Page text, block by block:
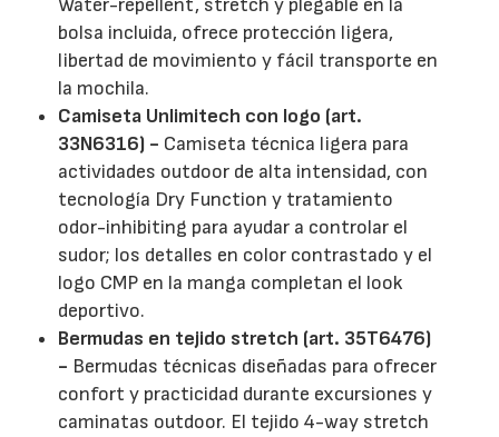
Water-repellent, stretch y plegable en la
bolsa incluida, ofrece protección ligera,
libertad de movimiento y fácil transporte en
la mochila.
Camiseta Unlimitech con logo (art.
33N6316) - Camiseta técnica ligera para
actividades outdoor de alta intensidad, con
tecnología Dry Function y tratamiento
odor-inhibiting para ayudar a controlar el
sudor; los detalles en color contrastado y el
logo CMP en la manga completan el look
deportivo.
Bermudas en tejido stretch (art. 35T6476)
- Bermudas técnicas diseñadas para ofrecer
confort y practicidad durante excursiones y
caminatas outdoor. El tejido 4-way stretch